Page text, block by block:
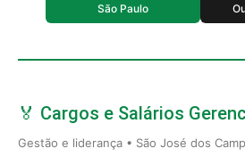
São Paulo
🏅 Cargos e Salários
Gestão e liderança • São José dos